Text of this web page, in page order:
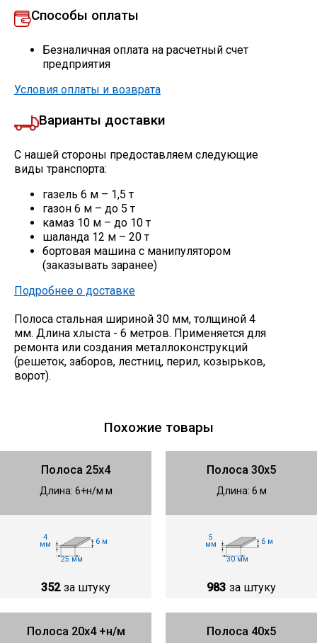
Способы оплаты
Безналичная оплата на расчетный счет
предприятия
Условия оплаты и возврата
Варианты доставки
С нашей стороны предоставляем следующие
виды транспорта:
газель 6 м – 1,5 т
газон 6 м – до 5 т
камаз 10 м – до 10 т
шаланда 12 м – 20 т
бортовая машина с манипулятором
(заказывать заранее)
Подробнее о доставке
Полоса стальная шириной 30 мм, толщиной 4
мм. Длина хлыста - 6 метров. Применяется для
ремонта или создания металлоконструкций
(решеток, заборов, лестниц, перил, козырьков,
ворот).
Похожие товары
Полоса 25х4
Длина: 6+н/м м
4
мм
6 м
25 мм
352 за штуку
Полоса 30х5
Длина: 6 м
5
мм
6 м
30 мм
983 за штуку
Полоса 20х4 +н/м Полоса 40х5